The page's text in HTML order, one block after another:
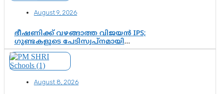
August 9, 2026
ഭീഷണിക്ക് വഴങ്ങാത്ത വിജയൻ IPS;
ഗുണ്ടകളുടെ പേടിസ്വപ്നമായി
കാർത്തിക്—ചെന്നിത്തലയുടെ ‘പവർ
ഹോം’ ഓപ്പറേഷനിൽ ആയങ്കി
കുടുങ്ങി!
August 8, 2026